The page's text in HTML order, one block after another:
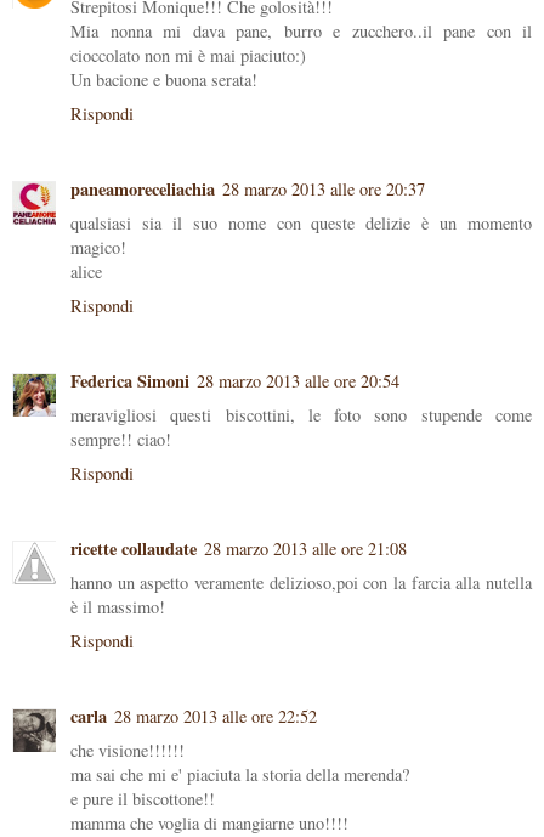
Strepitosi Monique!!! Che golosità!!!
Mia nonna mi dava pane, burro e zucchero..il pane con il
cioccolato non mi è mai piaciuto:)
Un bacione e buona serata!
Rispondi
paneamoreceliachia 28 marzo 2013 alle ore 20:37
qualsiasi sia il suo nome con queste delizie è un momento
magico!
alice
Rispondi
Federica Simoni 28 marzo 2013 alle ore 20:54
meravigliosi questi biscottini, le foto sono stupende come
sempre!! ciao!
Rispondi
ricette collaudate 28 marzo 2013 alle ore 21:08
hanno un aspetto veramente delizioso,poi con la farcia alla nutella
è il massimo!
Rispondi
carla 28 marzo 2013 alle ore 22:52
che visione!!!!!!
ma sai che mi e' piaciuta la storia della merenda?
e pure il biscottone!!
mamma che voglia di mangiarne uno!!!!